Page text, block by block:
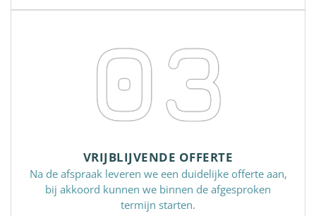
03
VRIJBLIJVENDE OFFERTE
Na de afspraak leveren we een duidelijke offerte aan,
bij akkoord kunnen we binnen de afgesproken
termijn starten.